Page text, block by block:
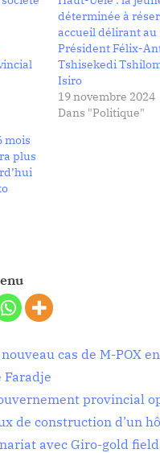
déterminée à
accueil délirant au
Président Félix-
Tshisekedi
Isiro
19 novembre 2024
Dans "Politique"
mois
plus
cas de M-POX
provincial
de construction d’un
avec Giro-gold